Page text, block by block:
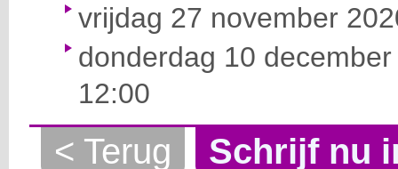
vrijdag 27 november
donderdag 10
12:00
< Terug Schrijf nu